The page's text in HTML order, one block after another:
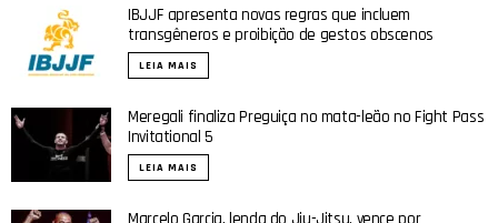
IBJJF apresenta novas regras que incluem
transgêneros e proibição de gestos obscenos
LEIA MAIS
Meregali finaliza Preguiça no mata-leão no Fight Pass
Invitational 5
LEIA MAIS
Marcelo Garcia, lenda do Jiu-Jitsu, vence por